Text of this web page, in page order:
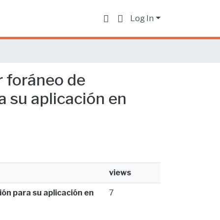
Log In
foráneo de
su aplicación en
views
para su aplicación en 7